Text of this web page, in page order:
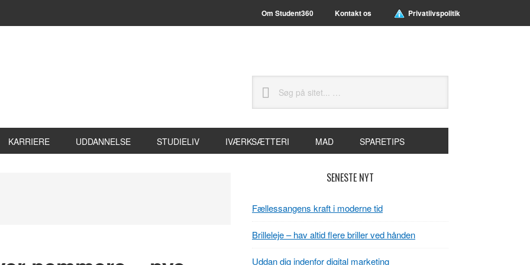
Om Student360 Kontakt os Privatlivspolitik
KARRIERE UDDANNELSE STUDIELIV IVÆRKSÆTTERI MAD SPARETIPS
SENESTE NYT
Fællessangens kraft i moderne tid
Brilleleje – hav altid flere briller ved hånden
Uddan dig indenfor digital marketing